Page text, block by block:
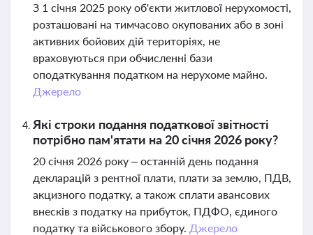
З 1 січня 2025 року об'єкти житлової нерухомості,
розташовані на тимчасово окупованих або в зоні
активних бойових дій територіях, не
враховуються при обчисленні бази
оподаткування податком на нерухоме майно.
Джерело
Які строки подання податкової звітності
потрібно пам'ятати на 20 січня 2026 року?
20 січня 2026 року – останній день подання
декларацій з рентної плати, плати за землю, ПДВ,
акцизного податку, а також сплати авансових
внесків з податку на прибуток, ПДФО, єдиного
податку та військового збору. Джерело